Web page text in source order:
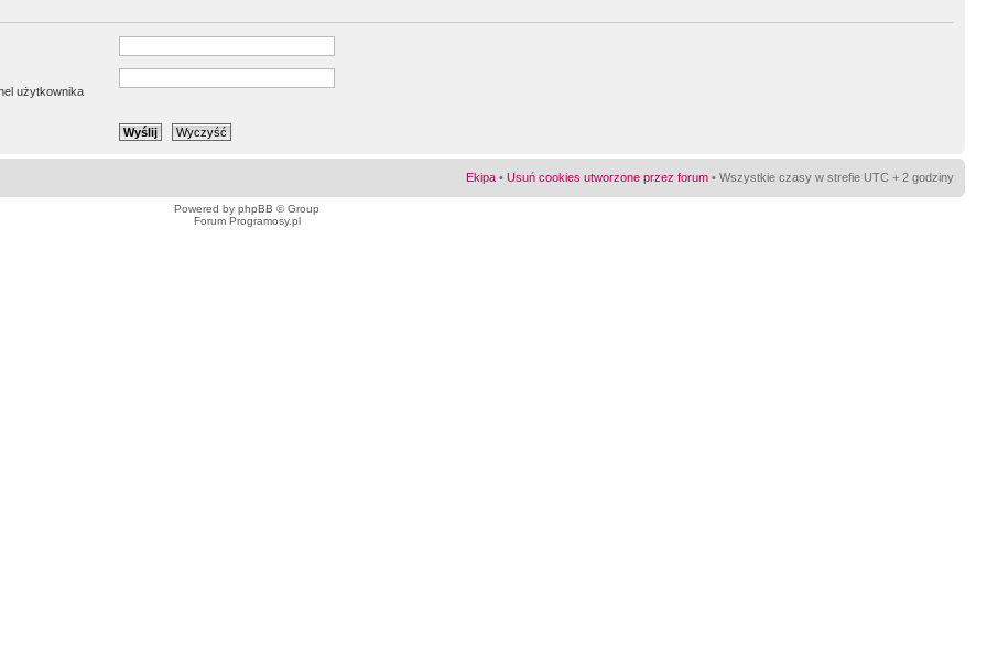
użytkownika
Ekipa • Usuń cookies utworzone przez forum • Wszystkie czasy w strefie UTC + 2 godziny
Powered by phpBB © Group
Forum Programosy.pl